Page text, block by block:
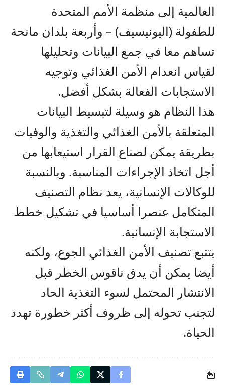
العالمية إلى منظمة الأمم المتحدة
للطفولة (اليونيسيف) – وأربعة بلدان مانحة
تساهم معا في جمع البيانات وتحليلها
لقياس انعدام الأمن الغذائي وتوجيه
الاستجابات الفعالة بشكل أفضل.
هذا النظام هو وسيلة لتبسيط البيانات
المتعلقة بالأمن الغذائي والتغذية والوفيات
بطريقة يمكن لصناع القرار استيعابها من
أجل اتخاذ الإجراءات المناسبة. وبالنسبة
للوكالات الإنسانية، يعد نظام التصنيف
المتكامل عنصرا أساسيا في تشكيل خطط
الاستجابة الإنسانية.
يتتبع تصنيف الأمن الغذائي الجوع، ولكنه
أيضا يمكن أن يدق ناقوس الخطر قبل
الانتشار المحتمل لسوء التغذية الحاد
لتجنب تحوله إلى ظروف أكثر خطورة تهدد
الحياة.